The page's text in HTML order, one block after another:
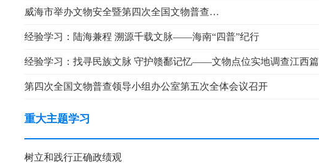
威海市举办文物安全暨第四次全国文物普查
工作推进培训会
经验学习：陆海兼程 溯源千载文脉——海南“四普”纪行
经验学习：找寻民族文脉 守护赣鄱记忆——文物点位实地调查江西篇
第四次全国文物普查领导小组办公室第五次全体会议召开
重大主题学习
树立和践行正确政绩观